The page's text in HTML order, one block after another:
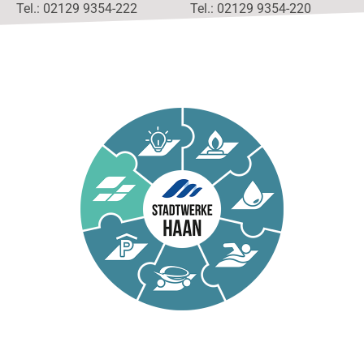
Tel.: 02129 9354-222
Tel.: 02129 9354-220